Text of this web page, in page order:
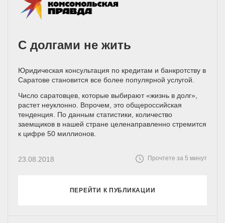
С долгами не жить
Юридическая консультация по кредитам и банкротству в
Саратове становится все более популярной услугой.
Число саратовцев, которые выбирают «жизнь в долг»,
растет неуклонно. Впрочем, это общероссийская
тенденция. По данным статистики, количество
заемщиков в нашей стране целенаправленно стремится
к цифре 50 миллионов.
23.08.2018 Прочтете за 5 минут
ПЕРЕЙТИ К ПУБЛИКАЦИИ